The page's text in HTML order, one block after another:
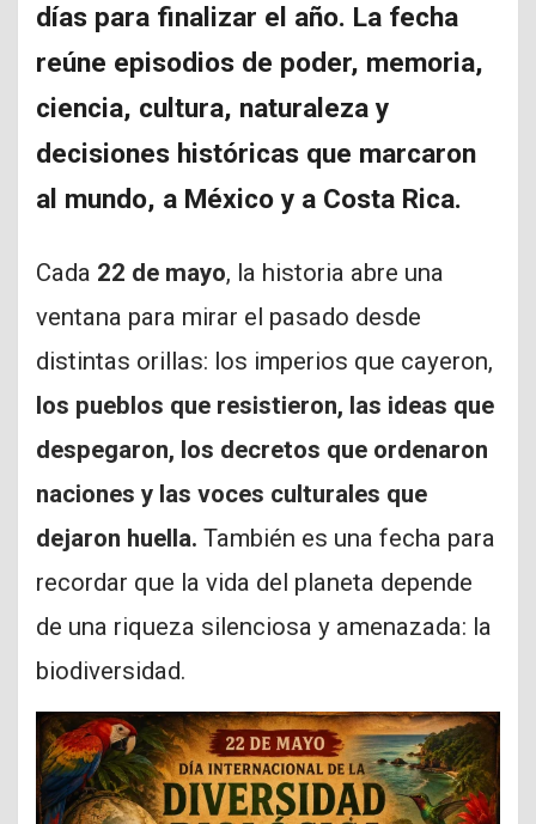
días para finalizar el año. La fecha
reúne episodios de poder, memoria,
ciencia, cultura, naturaleza y
decisiones históricas que marcaron
al mundo, a México y a Costa Rica.
Cada 22 de mayo, la historia abre una
ventana para mirar el pasado desde
distintas orillas: los imperios que cayeron,
los pueblos que resistieron, las ideas que
despegaron, los decretos que ordenaron
naciones y las voces culturales que
dejaron huella. También es una fecha para
recordar que la vida del planeta depende
de una riqueza silenciosa y amenazada: la
biodiversidad.